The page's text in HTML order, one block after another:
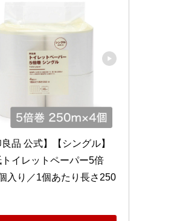
良品 公式】【シングル】
イレットペーパー5倍
入り／1個あたり長さ250